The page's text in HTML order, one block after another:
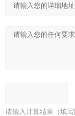
请输入计算结果（填